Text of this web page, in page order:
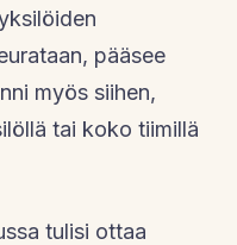
pääsee
myös siihen,
tai koko tiimillä
tulisi ottaa